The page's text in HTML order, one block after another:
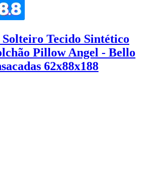
Tecido Sintético
Pillow Angel - Bello
62x88x188